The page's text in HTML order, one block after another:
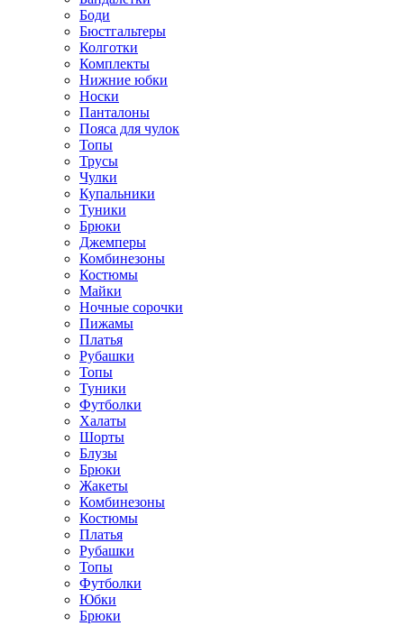
Боди
Бюстгальтеры
Колготки
Комплекты
Нижние юбки
Носки
Панталоны
Поясa для чулок
Топы
Трусы
Чулки
Купальники
Туники
Брюки
Джемперы
Комбинезоны
Костюмы
Майки
Ночные сорочки
Пижамы
Платья
Рубашки
Топы
Туники
Футболки
Халаты
Шорты
Блузы
Брюки
Жакеты
Комбинезоны
Костюмы
Платья
Рубашки
Топы
Футболки
Юбки
Брюки